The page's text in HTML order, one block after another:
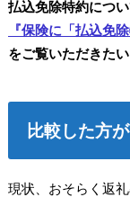
払込免除特約につ
『保険に「払込免
をご覧いただきたい
比較した方
現状、おそらく返礼